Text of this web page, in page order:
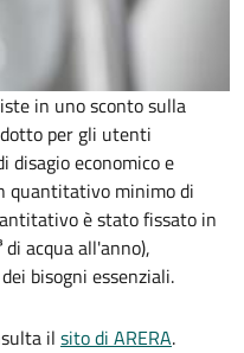
in uno sconto sulla
per gli utenti
disagio economico e
quantitativo minimo di
è stato fissato in
acqua all'anno),
bisogni essenziali.
il sito di ARERA.